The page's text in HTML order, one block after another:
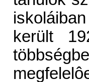
került